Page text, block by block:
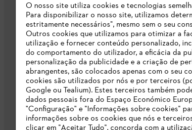
Imprensa
Carreira
Responsabilidade
Linha Integridade STIHL
Informação para
Livro de Reclamações
Declaração de acessibilidade
O nosso site utiliza cookies e tecnologias
Para disponibilizar o nosso site, utilizamos
estritamente necessários", mesmo sem o seu
Outros cookies que utilizamos para otimizar a
utilização e fornecer conteúdo personalizado,
do comportamento do utilizador, a eficácia da
personalização da publicidade e a criação de
abrangentes, são colocados apenas com o seu
cookies são utilizados por nós e por terceiros
Google ou Tealium). Estes terceiros também
dados pessoais fora do Espaço Económico
"Configuração" e "Informações sobre cookies"
informações sobre os cookies que nós e